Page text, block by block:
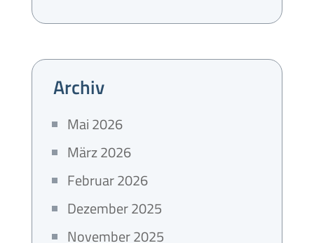
Archiv
Mai 2026
März 2026
Februar 2026
Dezember 2025
November 2025